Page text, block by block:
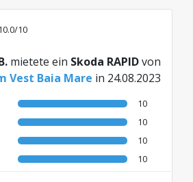
10
mietete ein Skoda RAPIDvon
Vest Baia Mare in 24.08.2023
10
10
10
10